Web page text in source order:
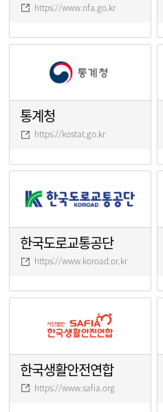
https://www.nfa.go.kr
통계청
https://kostat.go.kr
한국도로교통공단
https://www.koroad.or.kr
한국생활안전연합
https://www.safia.org